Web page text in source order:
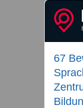
67